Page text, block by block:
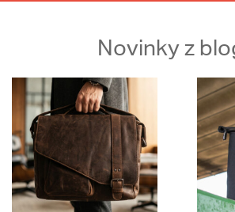
Novinky z